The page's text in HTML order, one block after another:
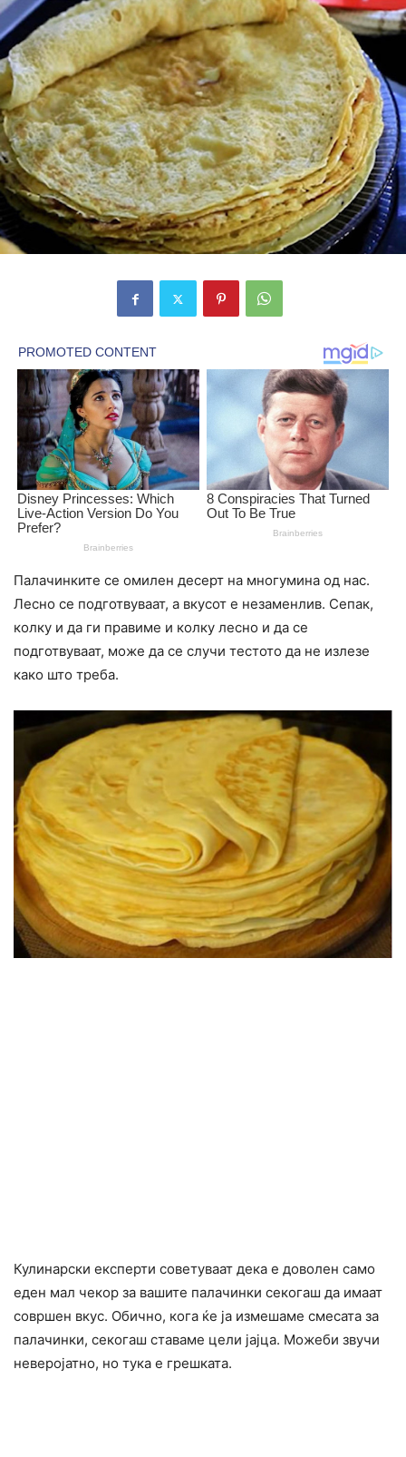
Палачинките се омилен десерт на многумина од нас.
Лесно се подготвуваат, а вкусот е незаменлив. Сепак,
колку и да ги правиме и колку лесно и да се
подготвуваат, може да се случи тестото да не излезе
како што треба.
Кулинарски експерти советуваат дека е доволен само
еден мал чекор за вашите палачинки секогаш да имаат
совршен вкус. Обично, кога ќе ја измешаме смесата за
палачинки, секогаш ставаме цели јајца. Можеби звучи
неверојатно, но тука е грешката.